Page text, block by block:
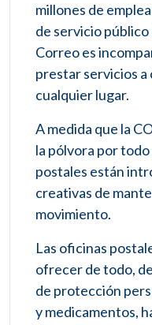
millones de
de servicio
Correo es
prestar servicios a
cualquier lugar.
A medida que la
la pólvora por
postales están
creativas de
movimiento.
Las oficinas
ofrecer de todo,
de protección
y medicamentos,